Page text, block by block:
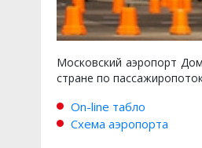
Московский аэропорт
стране по
On-line табло
Схема аэропорта